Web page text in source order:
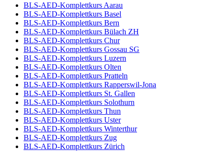
BLS-AED-Komplettkurs Aarau
BLS-AED-Komplettkurs Basel
BLS-AED-Komplettkurs Bern
BLS-AED-Komplettkurs Bülach ZH
BLS-AED-Komplettkurs Chur
BLS-AED-Komplettkurs Gossau SG
BLS-AED-Komplettkurs Luzern
BLS-AED-Komplettkurs Olten
BLS-AED-Komplettkurs Pratteln
BLS-AED-Komplettkurs Rapperswil-Jona
BLS-AED-Komplettkurs St. Gallen
BLS-AED-Komplettkurs Solothurn
BLS-AED-Komplettkurs Thun
BLS-AED-Komplettkurs Uster
BLS-AED-Komplettkurs Winterthur
BLS-AED-Komplettkurs Zug
BLS-AED-Komplettkurs Zürich